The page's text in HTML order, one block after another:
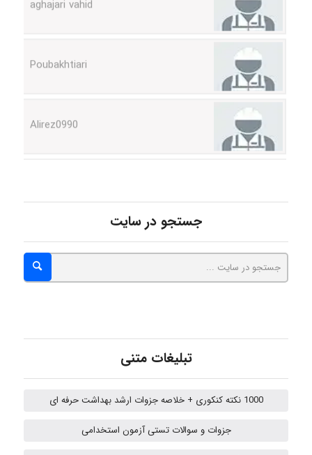
emami
ehtesham
Iman Hosseini
جستجو در سایت
تبلیغات متنی
1000 نکته کنکوری + خلاصه جزوات ارشد بهداشت حرفه ای
جزوات و سوالات تستی آزمون استخدامی